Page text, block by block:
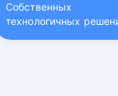
Собственных
технологичных